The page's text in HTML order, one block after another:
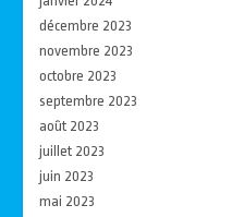
décembre 2023
novembre 2023
octobre 2023
septembre 2023
août 2023
juillet 2023
juin 2023
mai 2023